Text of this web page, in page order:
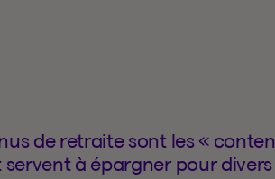
de retraite sont les «
à épargner pour